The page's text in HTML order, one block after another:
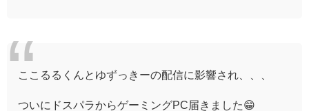
ここるるくんとゆずっきーの配信に影響され、、、
ついにドスパラからゲーミングPC届きました😁